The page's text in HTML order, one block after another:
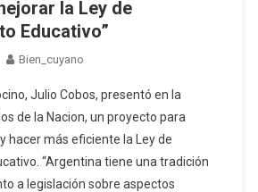
la Ley de
Educativo”
Bien_cuyano
Julio Cobos, presentó en la
de la Nacion, un proyecto para
hacer más eficiente la Ley de
“Argentina tiene una tradición
a legislación sobre aspectos